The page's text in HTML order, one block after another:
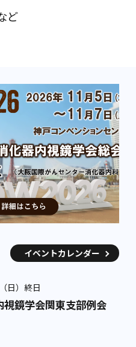
ど
イベントカレンダー
日）終日
鏡学会関東支部例会